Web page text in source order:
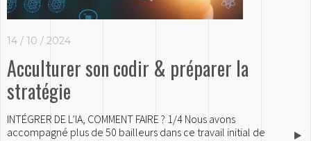
14 / 10 / 2024
Acculturer son codir & préparer la
stratégie
INTÉGRER DE L’IA, COMMENT FAIRE ? 1/4 Nous avons
accompagné plus de 50 bailleurs dans ce travail initial de